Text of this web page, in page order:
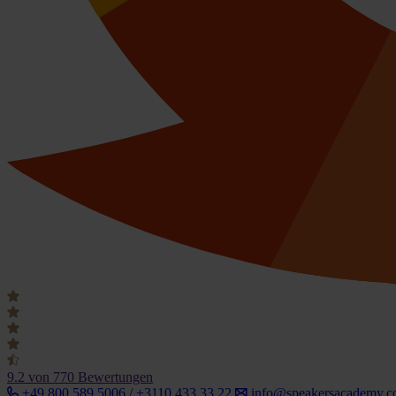
9.2 von 770 Bewertungen
+49 800 589 5006 / +3110 433 33 22